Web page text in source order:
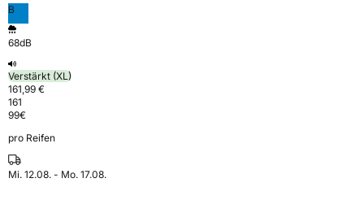
B
68dB
Verstärkt (XL)
161,99 €
161
99€
pro Reifen
Mi. 12.08. - Mo. 17.08.